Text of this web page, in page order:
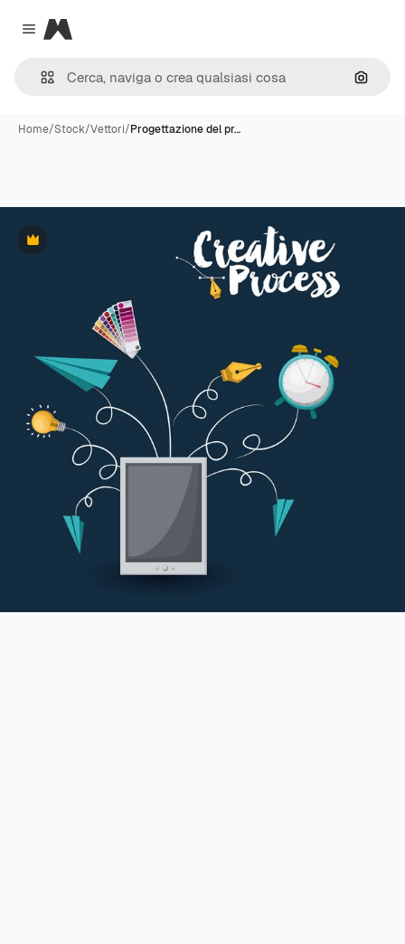
Close menu
Magnific
Cerca
Home/Stock/Vettori/Progettazione del pr…
Premium